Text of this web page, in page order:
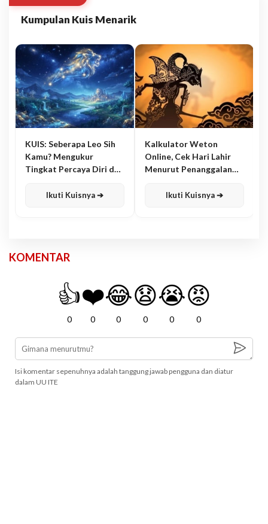
Kumpulan Kuis Menarik
KUIS: Seberapa Leo Sih
Kamu? Mengukur
Tingkat Percaya Diri dan
Ikuti Kuisnya ➔
Kalkulator Weton
Online, Cek Hari Lahir
Menurut Penanggalan
Ikuti Kuisnya ➔
KOMENTAR
👍
0
❤️
0
😂
0
😧
0
😭
0
😡
0
Isi komentar sepenuhnya adalah tanggung jawab pengguna dan diatur
dalam UU ITE